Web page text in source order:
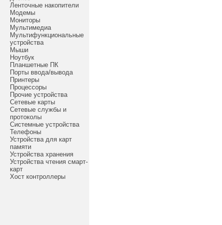
Ленточные накопители
Модемы
Мониторы
Мультимедиа
Мультифункциональные
устройства
Мыши
Ноутбук
Планшетные ПК
Порты ввода/вывода
Принтеры
Процессоры
Прочие устройства
Сетевые карты
Сетевые службы и
протоколы
Системные устройства
Телефоны
Устройства для карт
памяти
Устройства хранения
Устройства чтения смарт-
карт
Хост контроллеры